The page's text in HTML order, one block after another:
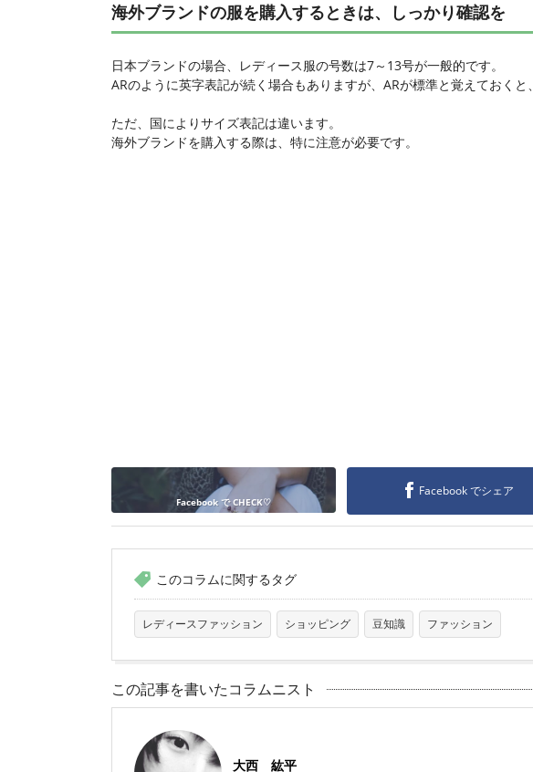
海外ブランドの服を購入するときは、しっかり確認を
日本ブランドの場合、レディース服の号数は7～13号が一般的です。
ARのように英字表記が続く場合もありますが、ARが標準と覚えておく
ただ、国によりサイズ表記は違います。
海外ブランドを購入する際は、特に注意が必要です。
Facebook で CHECK♡
Facebook でシェア
このコラムに関するタグ
レディースファッション ショッピング 豆知識 ファッション
この記事を書いたコラムニスト
大西 紘平